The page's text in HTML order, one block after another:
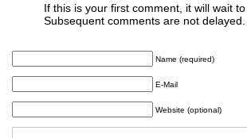
If this is your first comment, it will wait
Subsequent comments are not delayed.
Name (required)
E-Mail
Website (optional)